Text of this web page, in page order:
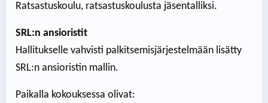
Ratsastuskoulu, ratsastuskoulusta jäsentalliksi.
SRL:n ansioristit
Hallitukselle vahvisti palkitsemisjärjestelmään lisätty
SRL:n ansioristin mallin.
Paikalla kokouksessa olivat: